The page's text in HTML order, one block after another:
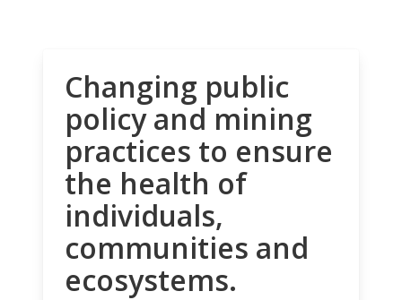
Changing public
policy and mining
practices to ensure
the health of
individuals,
communities and
ecosystems.